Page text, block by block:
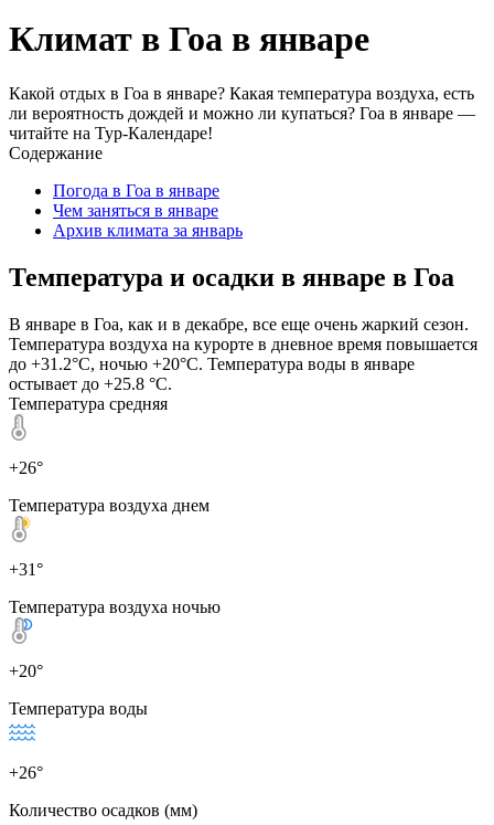
Климат в Гоа в январе
Какой отдых в Гоа в январе? Какая температура воздуха, есть
ли вероятность дождей и можно ли купаться? Гоа в январе —
читайте на Тур-Календаре!
Содержание
Погода в Гоа в январе
Чем заняться в январе
Архив климата за январь
Температура и осадки в январе в Гоа
В январе в Гоа, как и в декабре, все еще очень жаркий сезон.
Температура воздуха на курорте в дневное время повышается
до +31.2°C, ночью +20°C. Температура воды в январе
остывает до +25.8 °C.
Температура средняя
+26°
Температура воздуха днем
+31°
Температура воздуха ночью
+20°
Температура воды
+26°
Количество осадков (мм)